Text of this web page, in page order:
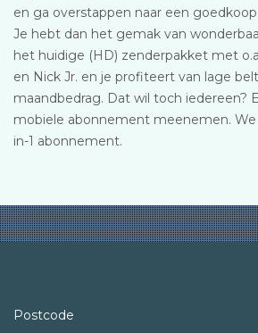
en ga overstappen naar een
Je hebt dan het gemak van
het huidige (HD) zenderpakket met
en Nick Jr. en je profiteert van lage
maandbedrag. Dat wil toch iedereen?
mobiele abonnement meenemen. We
in-1 abonnement.
Postcode